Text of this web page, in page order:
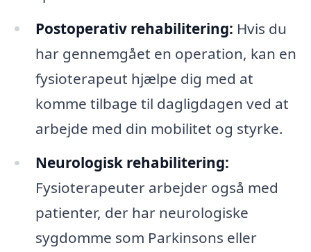
Postoperativ rehabilitering: Hvis du
har gennemgået en operation, kan en
fysioterapeut hjælpe dig med at
komme tilbage til dagligdagen ved at
arbejde med din mobilitet og styrke.
Neurologisk rehabilitering:
Fysioterapeuter arbejder også med
patienter, der har neurologiske
sygdomme som Parkinsons eller